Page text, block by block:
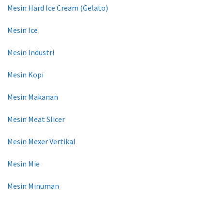
Mesin Hard Ice Cream (Gelato)
Mesin Ice
Mesin Industri
Mesin Kopi
Mesin Makanan
Mesin Meat Slicer
Mesin Mexer Vertikal
Mesin Mie
Mesin Minuman